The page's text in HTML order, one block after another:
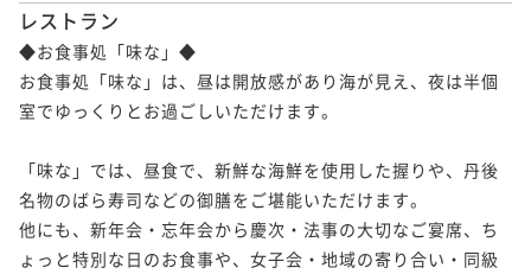
レストラン
◆お食事処「味な」◆
お食事処「味な」は、昼は開放感があり海が見え、夜は半個
室でゆっくりとお過ごしいただけます。
「味な」では、昼食で、新鮮な海鮮を使用した握りや、丹後
名物のばら寿司などの御膳をご堪能いただけます。
他にも、新年会・忘年会から慶次・法事の大切なご宴席、ち
ょっと特別な日のお食事や、女子会・地域の寄り合い・同級